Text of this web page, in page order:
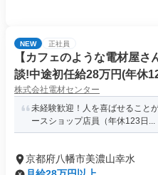
NEW 正社員
【カフェのような電材屋
談!中途初任給28万円(年休
株式会社電材センター
未経験歓迎！人を喜ばせること
ースショップ店員（年休123日...
京都府八幡市美濃山幸水